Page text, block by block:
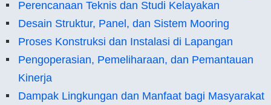
Perencanaan Teknis dan Studi Kelayakan
Desain Struktur, Panel, dan Sistem Mooring
Proses Konstruksi dan Instalasi di Lapangan
Pengoperasian, Pemeliharaan, dan Pemantauan
Kinerja
Dampak Lingkungan dan Manfaat bagi Masyarakat